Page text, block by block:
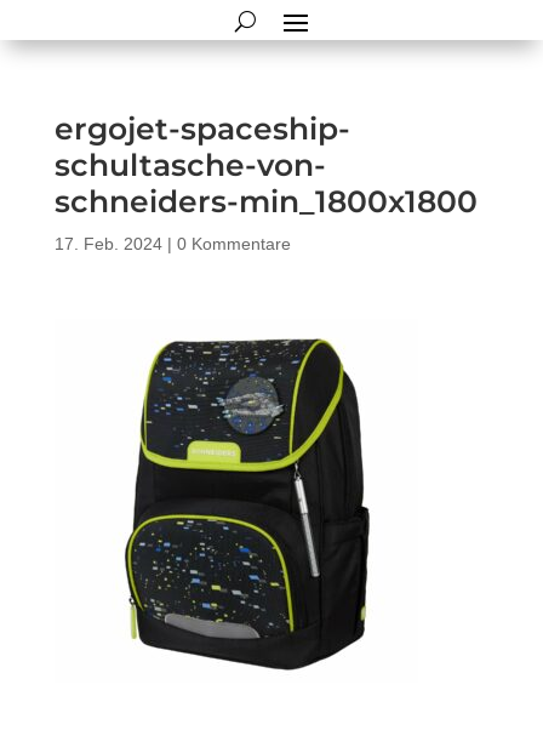
ergojet-spaceship-
schultasche-von-
schneiders-min_1800x1800
17. Feb. 2024| 0 Kommentare